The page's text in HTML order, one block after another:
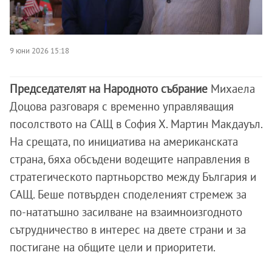
9 юни 2026 15:18
Председателят на Народното събрание Михаела
Доцова разговаря с временно управляващия
посолството на САЩ в София Х. Мартин Макдауъл.
На срещата, по инициатива на американската
страна, бяха обсъдени водещите направления в
стратегическото партньорство между България и
САЩ. Беше потвърден споделеният стремеж за
по-нататъшно засилване на взаимноизгодното
сътрудничество в интерес на двете страни и за
постигане на общите цели и приоритети.